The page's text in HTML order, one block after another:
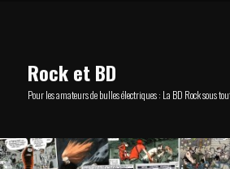
Rock et BD
Pour les amateurs de bulles électriques : La BD Rock sous